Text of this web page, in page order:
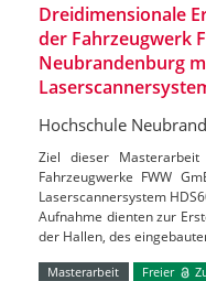
Dreidimensionale
der Fahrzeugwerk
Neubrandenburg
Hochschule
Ziel dieser
Fahrzeugwerke FWW
Laserscannersystem
Aufnahme dienten zur
der Hallen, des
Masterarbeit Freier